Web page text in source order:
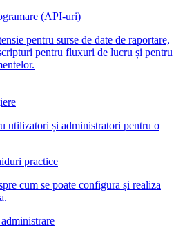
(API-uri)
pentru surse de date de raportare,
pentru fluxuri de lucru și pentru
utilizatori și administratori pentru o
practice
cum se poate configura și realiza